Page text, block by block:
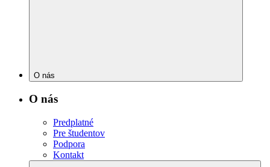
O nás
O nás
Predplatné
Pre študentov
Podpora
Kontakt